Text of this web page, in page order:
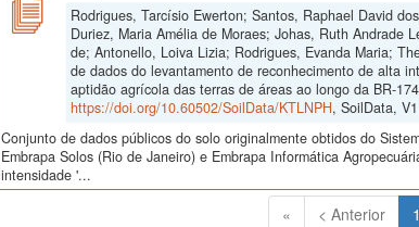
Rodrigues, Tarcísio Ewerton; Santos, Raphael David
Duriez, Maria Amélia de Moraes; Johas, Ruth Andrade
de; Antonello, Loiva Lizia; Rodrigues, Evanda Maria;
de dados do levantamento de reconhecimento de alta
aptidão agrícola das terras de áreas ao longo da BR-
https://doi.org/10.60502/SoilData/KTLNPH, SoilData, V1
Conjunto de dados públicos do solo originalmente obtidos do
Embrapa Solos (Rio de Janeiro) e Embrapa Informática
intensidade '...
« < Anterior 1